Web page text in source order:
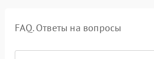
FAQ. Ответы на вопросы